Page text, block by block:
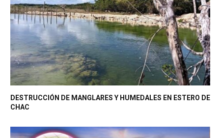
DESTRUCCIÓN DE MANGLARES Y HUMEDALES EN ESTERO DE
CHAC